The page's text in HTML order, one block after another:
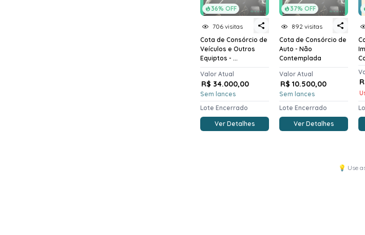
36% OFF
706 visitas
Cota de Consórcio de
Veículos e Outros
Equiptos - ...
Valor Atual
R$ 34.000,00
Sem lances
Lote Encerrado
Ver Detalhes
37% OFF
892 visitas
Cota de Consórcio de
Auto - Não
Contemplada
Valor Atual
R$ 10.500,00
Sem lances
Lote Encerrado
Ver Detalhes
💡 Use